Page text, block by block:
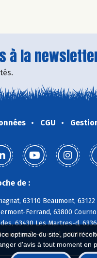
optimale du site, pour
d'avis à tout moment en
à la
CGU
de :
63110 Beaumont,
Ferrand, 63800
63430 Les Martres-d,
près-Orcival, 63210